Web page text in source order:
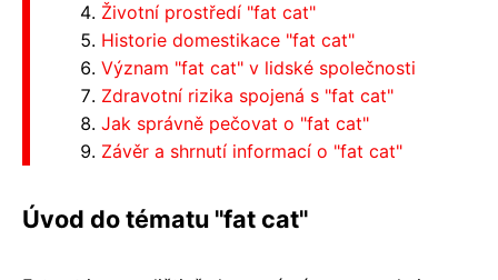
Životní prostředí "fat cat"
Historie domestikace "fat cat"
Význam "fat cat" v lidské společnosti
Zdravotní rizika spojená s "fat cat"
Jak správně pečovat o "fat cat"
Závěr a shrnutí informací o "fat cat"
Úvod do tématu "fat cat"